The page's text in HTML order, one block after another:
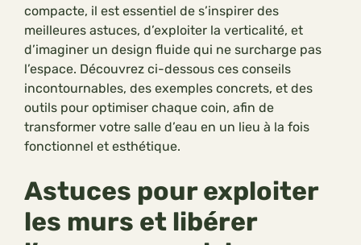
compacte, il est essentiel de s’inspirer des
meilleures astuces, d’exploiter la verticalité, et
d’imaginer un design fluide qui ne surcharge pas
l’espace. Découvrez ci-dessous ces conseils
incontournables, des exemples concrets, et des
outils pour optimiser chaque coin, afin de
transformer votre salle d’eau en un lieu à la fois
fonctionnel et esthétique.
Astuces pour exploiter
les murs et libérer